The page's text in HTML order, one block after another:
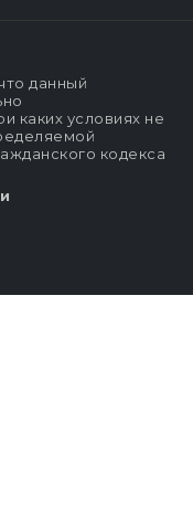
данный
каких условиях не
кодекса